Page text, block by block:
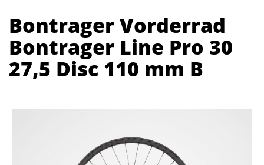
Bontrager Vorderrad
Bontrager Line Pro 30
27,5 Disc 110 mm B